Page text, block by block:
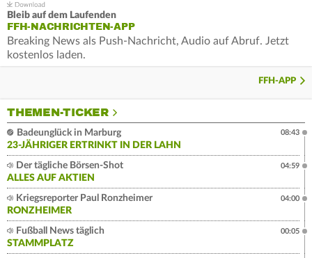
Bleib auf dem Laufenden
FFH-NACHRICHTEN-APP
Breaking News als Push-Nachricht, Audio auf Abruf. Jetzt
kostenlos laden.
FFH-APP
THEMEN-TICKER
Badeunglück in Marburg
23-JÄHRIGER ERTRINKT IN DER LAHN
08:43
Der tägliche Börsen-Shot
ALLES AUF AKTIEN
04:59
Kriegsreporter Paul Ronzheimer
RONZHEIMER
04:00
Fußball News täglich
STAMMPLATZ
00:05